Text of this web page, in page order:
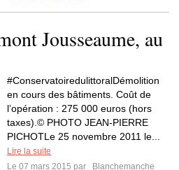
Jousseaume, au
#ConservatoiredulittoralDémolition
en cours des bâtiments. Coût de
l’opération : 275 000 euros (hors
taxes).© PHOTO JEAN-PIERRE
PICHOTLe 25 novembre 2011 le...
Lire la suite
Le 07 mars 2015 par
Blanchemanche